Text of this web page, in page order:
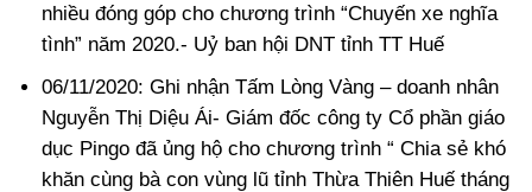
nhiều đóng góp cho chương trình “Chuyến xe nghĩa
tình” năm 2020.- Uỷ ban hội DNT tỉnh TT Huế
06/11/2020: Ghi nhận Tấm Lòng Vàng – doanh nhân
Nguyễn Thị Diệu Ái- Giám đốc công ty Cổ phần giáo
dục Pingo đã ủng hộ cho chương trình “ Chia sẻ khó
khăn cùng bà con vùng lũ tỉnh Thừa Thiên Huế tháng